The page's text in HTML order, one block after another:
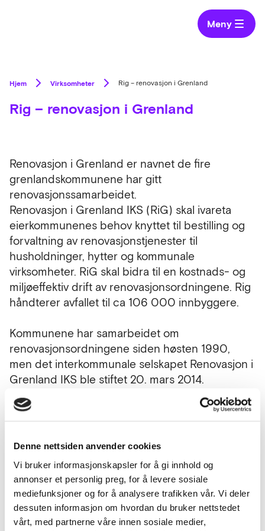
Denne nettsiden anvender cookies
Vi bruker informasjonskapsler for å gi innhold og
annonser et personlig preg, for å levere sosiale
mediefunksjoner og for å analysere trafikken vår. Vi deler
dessuten informasjon om hvordan du bruker nettstedet
vårt, med partnerne våre innen sosiale medier,
Meny
Hjem Virksomheter Rig – renovasjon i Grenland
Rig – renovasjon i Grenland
Renovasjon i Grenland er navnet de fire
grenlandskommunene har gitt
renovasjonssamarbeidet.
Renovasjon i Grenland IKS (RiG) skal ivareta
eierkommunenes behov knyttet til bestilling og
forvaltning av renovasjonstjenester til
husholdninger, hytter og kommunale
virksomheter. RiG skal bidra til en kostnads- og
miljøeffektiv drift av renovasjonsordningene. Rig
håndterer avfallet til ca 106 000 innbyggere.
Kommunene har samarbeidet om
renovasjonsordningene siden høsten 1990,
men det interkommunale selskapet Renovasjon i
Grenland IKS ble stiftet 20. mars 2014.
Eierandelene i selskapet fordeler seg slik:
Skien: 50,31 %
Porsgrunn: 33,85 %
Bamble: 13,51 %
Mer om RIG: https://rig.no/